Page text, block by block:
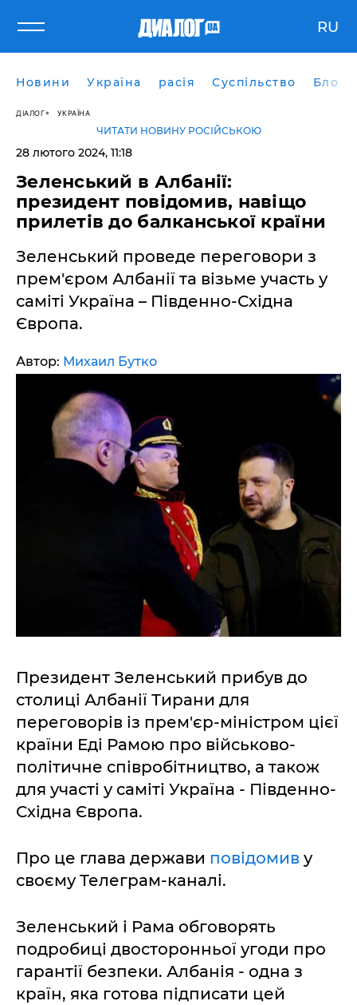
RU
Новини Україна расія Суспільство Блоги
ДІАЛОГ УКРАЇНА
ЧИТАТИ НОВИНУ РОСІЙСЬКОЮ
28 лютого 2024, 11:18
Зеленський в Албанії:
президент повідомив, навіщо
прилетів до балканської країни
Зеленський проведе переговори з
прем'єром Албанії та візьме участь у
саміті Україна – Південно-Східна
Європа.
Автор: Михаил Бутко
Президент Зеленський прибув до
столиці Албанії Тирани для
переговорів із прем'єр-міністром цієї
країни Еді Рамою про військово-
політичне співробітництво, а також
для участі у саміті Україна - Південно-
Східна Європа.
Про це глава держави повідомив у
своєму Телеграм-каналі.
Зеленський і Рама обговорять
подробиці двосторонньої угоди про
гарантії безпеки. Албанія - одна з
країн, яка готова підписати цей